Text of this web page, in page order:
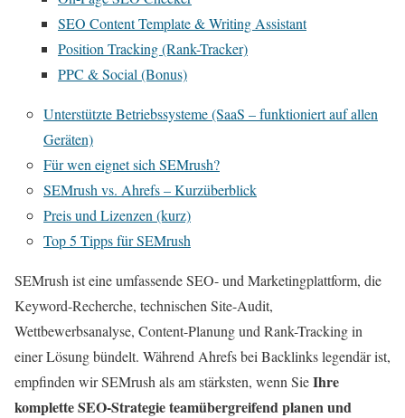
SEO Content Template & Writing Assistant
Position Tracking (Rank-Tracker)
PPC & Social (Bonus)
Unterstützte Betriebssysteme (SaaS – funktioniert auf allen
Geräten)
Für wen eignet sich SEMrush?
SEMrush vs. Ahrefs – Kurzüberblick
Preis und Lizenzen (kurz)
Top 5 Tipps für SEMrush
SEMrush ist eine umfassende SEO- und Marketingplattform, die
Keyword-Recherche, technischen Site-Audit,
Wettbewerbsanalyse, Content-Planung und Rank-Tracking in
einer Lösung bündelt. Während Ahrefs bei Backlinks legendär ist,
empfinden wir SEMrush als am stärksten, wenn SieIhre
komplette SEO‑Strategie teamübergreifend planen und